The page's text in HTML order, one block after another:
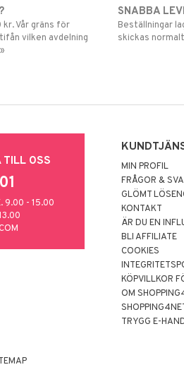
Vår gräns för
vilken avdelning
SNABBA
Beställningar
skickas
TILL OSS
9.00 - 15.00
MIN PROFIL
FRÅGOR &
GLÖMT
KONTAKT
ÄR DU EN
BLI AFFILIATE
COOKIES
KÖPVILLKOR
OM
TRYGG E-